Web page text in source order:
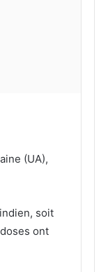
(UA),
soit
ont